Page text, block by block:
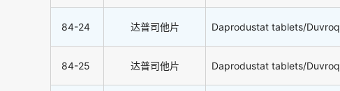
84-24 达普司他片 Daprodustat tablets/Duvroq
84-25 达普司他片 Daprodustat tablets/Duvroq